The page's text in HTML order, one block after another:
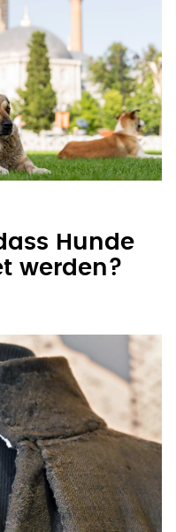
Hunde
werden?